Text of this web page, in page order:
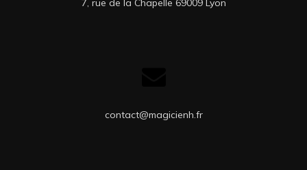
7, rue de la Chapelle 69009 Lyon
contact@magicienh.fr